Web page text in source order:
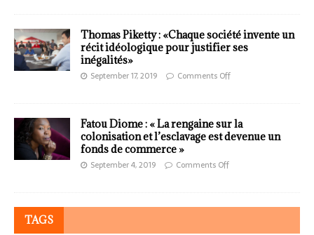
Thomas Piketty : «Chaque société invente un
récit idéologique pour justifier ses
inégalités»
September 17, 2019 Comments Off
Fatou Diome : « La rengaine sur la
colonisation et l’esclavage est devenue un
fonds de commerce »
September 4, 2019 Comments Off
TAGS